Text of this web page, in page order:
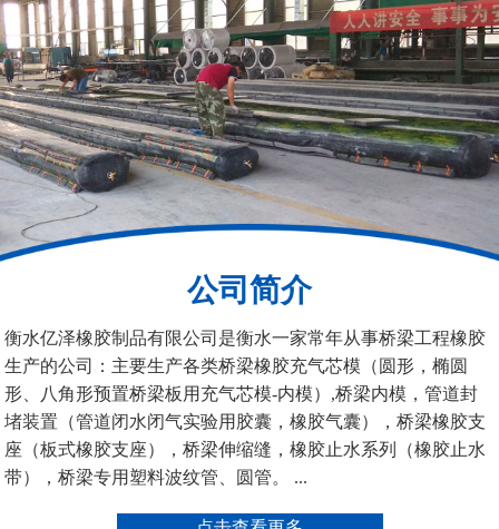
200*25米圆形桥梁气囊 390*14米的圆形充气芯
模
公司简介
衡水亿泽橡胶制品有限公司是衡水一家常年从事桥梁工程橡胶
生产的公司：主要生产各类桥梁橡胶充气芯模（圆形，椭圆
形、八角形预置桥梁板用充气芯模-内模）,桥梁内模，管道封
堵装置（管道闭水闭气实验用胶囊，橡胶气囊），桥梁橡胶支
座（板式橡胶支座），桥梁伸缩缝，橡胶止水系列（橡胶止水
带），桥梁专用塑料波纹管、圆管。 ...